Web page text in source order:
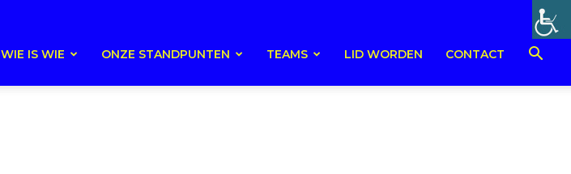
WIE IS WIE ONZE STANDPUNTEN TEAMS LID WORDEN CONTACT